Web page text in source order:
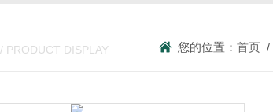
/ PRODUCT DISPLAY 您的位置：首页 /